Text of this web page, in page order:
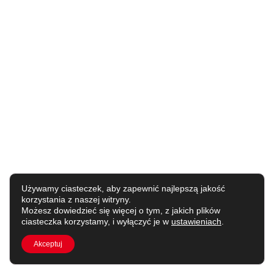
Używamy ciasteczek, aby zapewnić najlepszą jakość
korzystania z naszej witryny.
Możesz dowiedzieć się więcej o tym, z jakich plików
ciasteczka korzystamy, i wyłączyć je w ustawieniach
Akceptuj